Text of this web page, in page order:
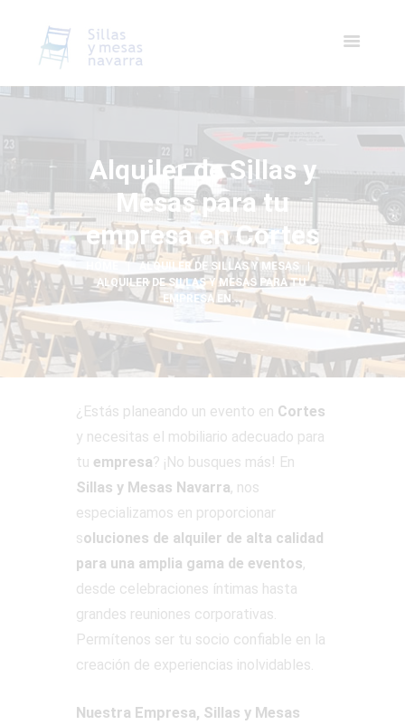
Alquiler de Sillas y
Mesas para tu
empresa en Cortes
ALQUILER DE SILLAS Y MESAS
ALQUILER DE SILLAS Y MESAS PARA TU
EMPRESA EN...
¿Estás planeando un evento en Cortes
y necesitas el mobiliario adecuado para
tu empresa? ¡No busques más! En
Sillas y Mesas Navarra, nos
especializamos en proporcionar
soluciones de alquiler de alta calidad
para una amplia gama de eventos,
desde celebraciones íntimas hasta
grandes reuniones corporativas.
Permítenos ser tu socio confiable en la
creación de experiencias inolvidables.
Nuestra Empresa, Sillas y Mesas